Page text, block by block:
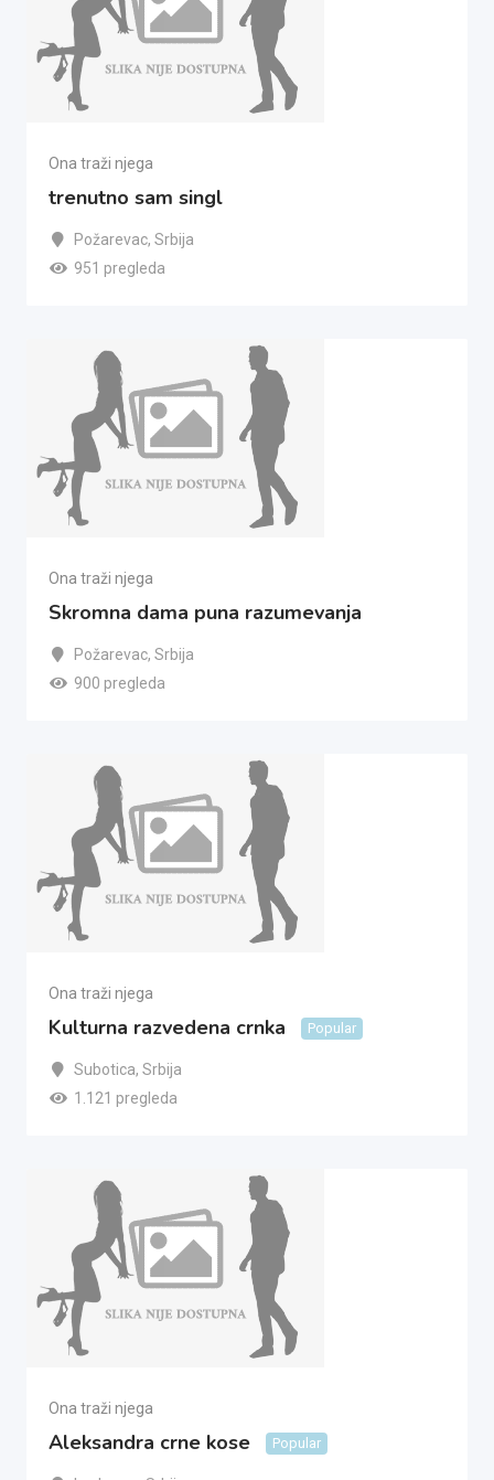
Ona traži njega
trenutno sam singl
Požarevac, Srbija
951 pregleda
Ona traži njega
Skromna dama puna razumevanja
Požarevac, Srbija
900 pregleda
Ona traži njega
Kulturna razvedena crnka Popular
Subotica, Srbija
1.121 pregleda
Ona traži njega
Aleksandra crne kose Popular